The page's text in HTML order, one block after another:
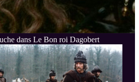
dans Le Bon roi Dagobert